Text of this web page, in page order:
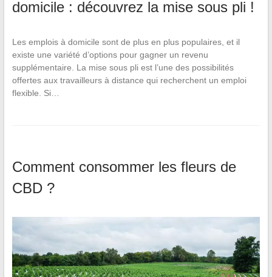
domicile : découvrez la mise sous pli !
Les emplois à domicile sont de plus en plus populaires, et il
existe une variété d’options pour gagner un revenu
supplémentaire. La mise sous pli est l’une des possibilités
offertes aux travailleurs à distance qui recherchent un emploi
flexible. Si…
Comment consommer les fleurs de
CBD ?